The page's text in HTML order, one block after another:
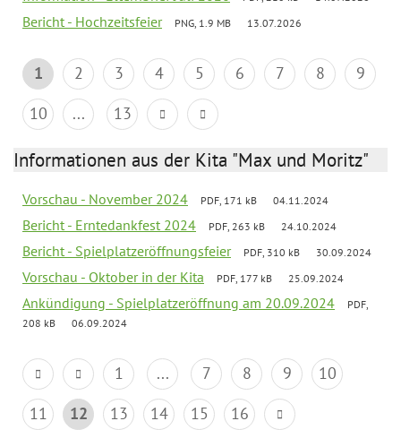
Bericht - Hochzeitsfeier PNG, 1.9 MB 13.07.2026
1 2 3 4 5 6 7 8
9
10
... 13
Informationen aus der Kita "Max und Moritz"
Vorschau - November 2024 PDF, 171 kB 04.11.2024
Bericht - Erntedankfest 2024 PDF, 263 kB 24.10.2024
Bericht - Spielplatzeröffnungsfeier PDF, 310 kB 30.09.2024
Vorschau - Oktober in der Kita PDF, 177 kB 25.09.2024
Ankündigung - Spielplatzeröffnung am 20.09.2024
PDF,
208 kB
06.09.2024
1 ... 7 8 9
10
11
12 13 14 15 16